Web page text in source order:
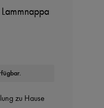
zu Hause